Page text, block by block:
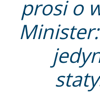
prosi o